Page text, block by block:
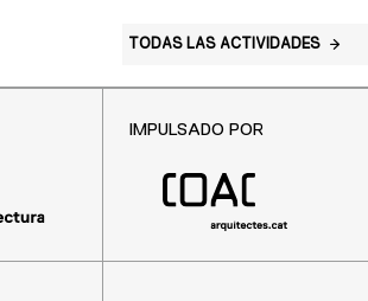
TODAS LAS ACTIVIDADES
IMPULSADO POR